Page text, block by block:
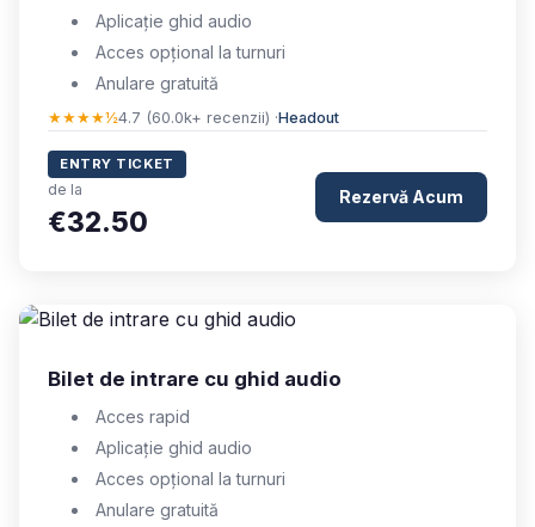
Aplicație ghid audio
Acces opțional la turnuri
Anulare gratuită
★★★★½4.7 (60.0k+ recenzii) ·Headout
ENTRY TICKET
de la
€32.50
Rezervă Acum
Bilet de intrare cu ghid audio
Acces rapid
Aplicație ghid audio
Acces opțional la turnuri
Anulare gratuită